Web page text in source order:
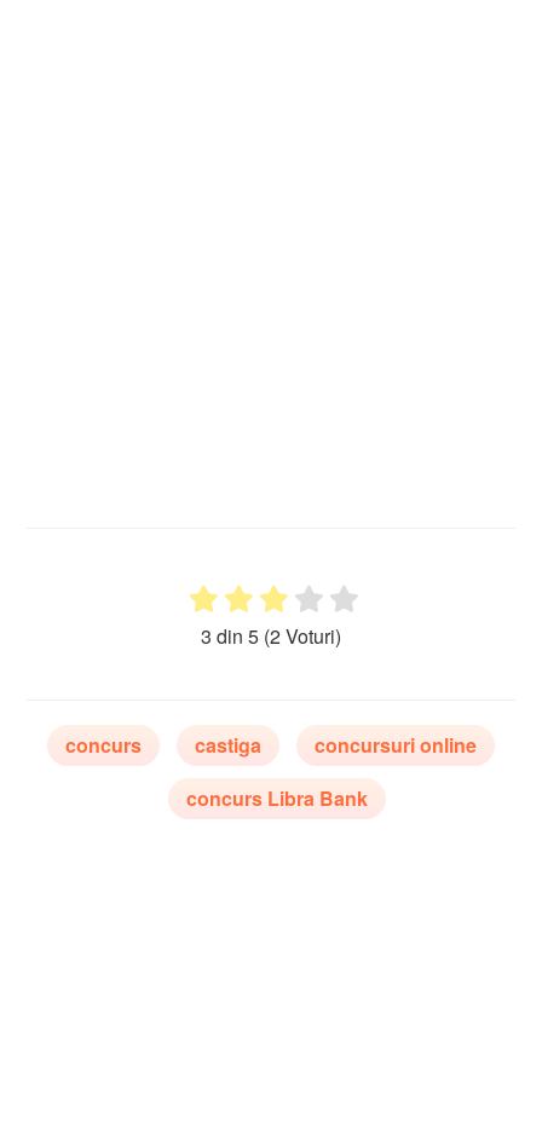
3 din 5(2 Voturi)
concurs castiga
concursuri online
concurs Libra Bank